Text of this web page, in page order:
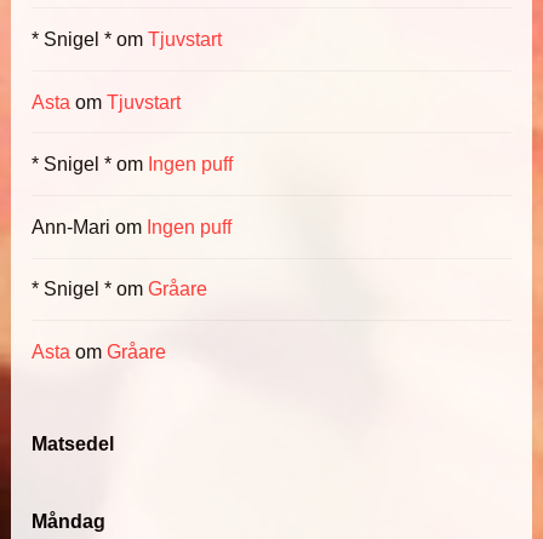
* Snigel * omTjuvstart
Asta omTjuvstart
* Snigel * om Ingen puff
Ann-Mari om Ingen puff
* Snigel * omGråare
Asta omGråare
Matsedel
Måndag